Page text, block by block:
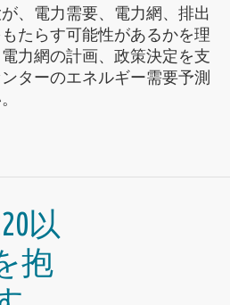
、電力需要、電力網、排出
たらす可能性があるかを理
力網の計画、政策決定を支
ターのエネルギー需要予測
以
抱